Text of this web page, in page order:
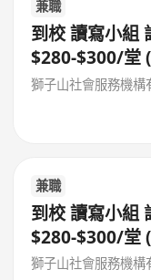
兼職
到校 讀寫小組
$280-$300/堂
獅子山社會服務機構
兼職
到校 讀寫小組
$280-$300/堂
獅子山社會服務機構